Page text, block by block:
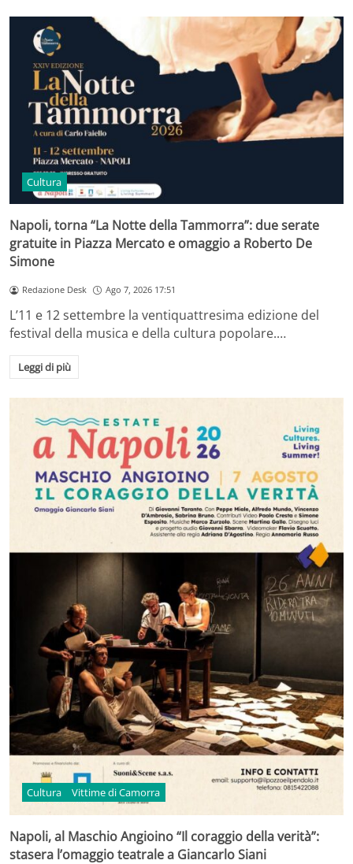
Cultura
Napoli, torna “La Notte della Tammorra”: due serate
gratuite in Piazza Mercato e omaggio a Roberto De
Simone
Redazione Desk Ago 7, 2026 17:51
L’11 e 12 settembre la ventiquattresima edizione del
festival della musica e della cultura popolare.…
Leggi di più
Cultura Vittime di Camorra
Napoli, al Maschio Angioino “Il coraggio della verità”:
stasera l’omaggio teatrale a Giancarlo Siani